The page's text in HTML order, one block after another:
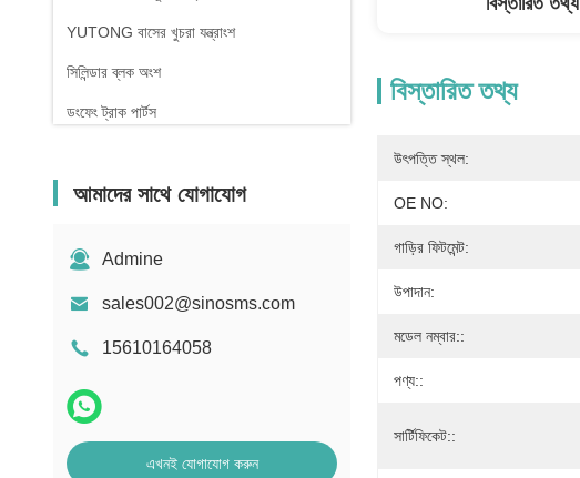
YUTONG বাসের খুচরা যন্ত্রাংশ
সিলিন্ডার ব্লক অংশ
ডংফেং ট্রাক পার্টস
আমাদের সাথে যোগাযোগ
Admine
sales002@sinosms.com
15610164058
এখনই যোগাযোগ করুন
বিস্তারিত তথ্য
উৎপত্তি স্থল:
OE NO:
গাড়ির ফিটমেন্ট:
উপাদান:
মডেল নম্বার::
পণ্য::
সার্টিফিকেট::